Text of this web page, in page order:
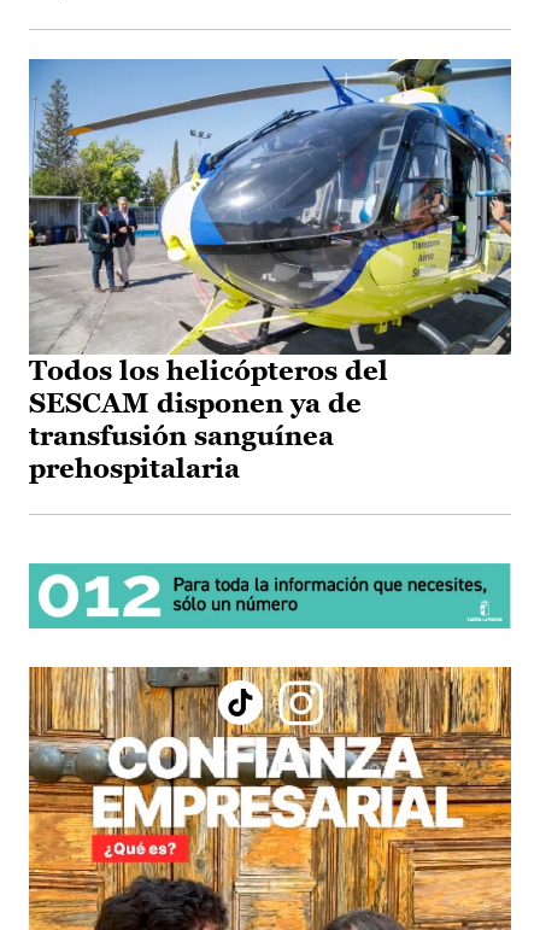
Todos los helicópteros del
SESCAM disponen ya de
transfusión sanguínea
prehospitalaria